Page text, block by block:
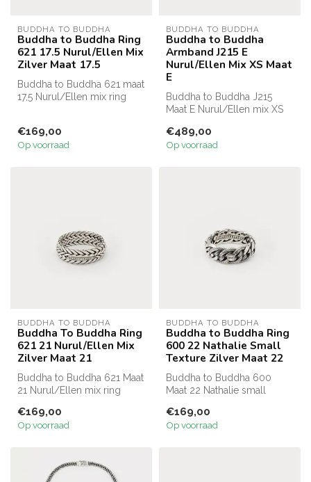
BUDDHA TO BUDDHA
Buddha to Buddha Ring
621 17.5 Nurul/Ellen Mix
Zilver Maat 17.5
Buddha to Buddha 621 maat
17,5 Nurul/Ellen mix ring
€169,00
Op voorraad
BUDDHA TO BUDDHA
Buddha to Buddha
Armband J215 E
Nurul/Ellen Mix XS Maat
E
Buddha to Buddha J215
Maat E Nurul/Ellen mix XS
€489,00
Op voorraad
BUDDHA TO BUDDHA
Buddha To Buddha Ring
621 21 Nurul/Ellen Mix
Zilver Maat 21
Buddha to Buddha 621 Maat
21 Nurul/Ellen mix ring
€169,00
Op voorraad
BUDDHA TO BUDDHA
Buddha to Buddha Ring
600 22 Nathalie Small
Texture Zilver Maat 22
Buddha to Buddha 600
Maat 22 Nathalie small
€169,00
Op voorraad